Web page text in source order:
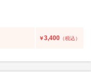
￥3,400 （税込）